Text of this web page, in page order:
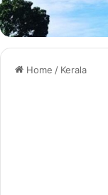
Home / Kerala